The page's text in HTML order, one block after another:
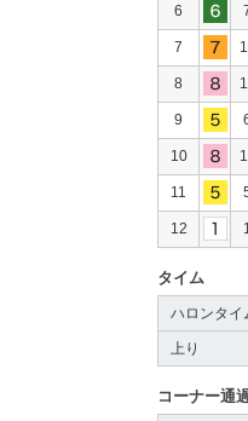
6
7
8
9
10
11
12
タイム
ハロンタイ
上り
コーナー通